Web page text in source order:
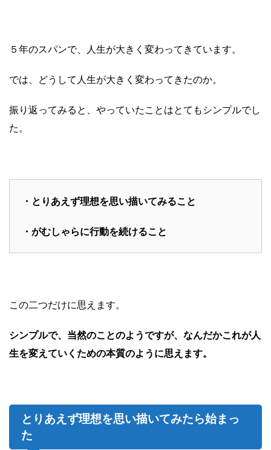
５年のスパンで、人生が大きく変わってきています。
では、どうして人生が大きく変わってきたのか。
振り返ってみると、やっていたことはとてもシンプルでし
た。
・とりあえず理想を思い描いてみること
・がむしゃらに行動を続けること
この二つだけに思えます。
シンプルで、当然のことのようですが、 なんだかこれが人
生を変えていくための本質のように思えます。
とりあえず理想を思い描いてみたら始まっ
た